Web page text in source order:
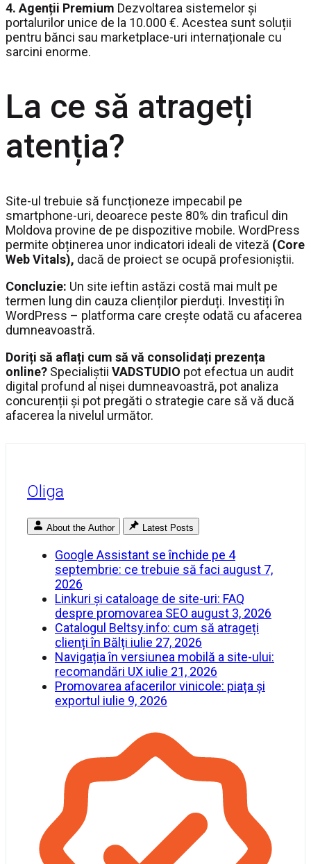
4. Agenții Premium Dezvoltarea sistemelor și
portalurilor unice de la 10.000 €. Acestea sunt soluții
pentru bănci sau marketplace-uri internaționale cu
sarcini enorme.
La ce să atrageți
atenția?
Site-ul trebuie să funcționeze impecabil pe
smartphone-uri, deoarece peste 80% din traficul din
Moldova provine de pe dispozitive mobile. WordPress
permite obținerea unor indicatori ideali de viteză (Core
Web Vitals), dacă de proiect se ocupă profesioniștii.
Concluzie: Un site ieftin astăzi costă mai mult pe
termen lung din cauza clienților pierduți. Investiți în
WordPress – platforma care crește odată cu afacerea
dumneavoastră.
Doriți să aflați cum să vă consolidați prezența
online? Specialiștii VADSTUDIO pot efectua un audit
digital profund al nișei dumneavoastră, pot analiza
concurenții și pot pregăti o strategie care să vă ducă
afacerea la nivelul următor.
Oliga
About the Author Latest Posts
Google Assistant se închide pe 4
septembrie: ce trebuie să faci august 7,
2026
Linkuri și cataloage de site-uri: FAQ
despre promovarea SEO august 3, 2026
Catalogul Beltsy.info: cum să atrageți
clienți în Bălți iulie 27, 2026
Navigația în versiunea mobilă a site-ului:
recomandări UX iulie 21, 2026
Promovarea afacerilor vinicole: piața și
exportul iulie 9, 2026